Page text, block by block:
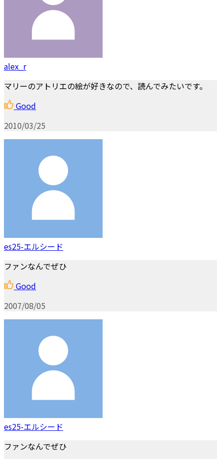
alex_r
マリーのアトリエの絵が好きなので、読んでみたいです。
Good
2010/03/25
es25-エルシード
ファンなんでぜひ
Good
2007/08/05
es25-エルシード
ファンなんでぜひ